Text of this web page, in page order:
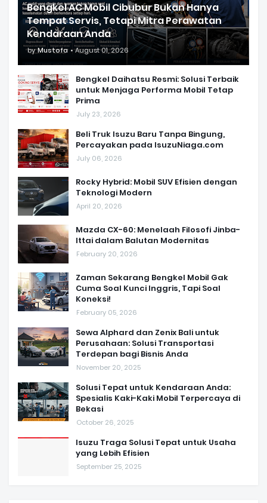
Bengkel AC Mobil Cibubur Bukan Hanya
Tempat Servis, Tetapi Mitra Perawatan
Kendaraan Anda
by Mustofa August 01, 2026
Bengkel Daihatsu Resmi: Solusi Terbaik
untuk Menjaga Performa Mobil Tetap
Prima
July 23, 2026
Beli Truk Isuzu Baru Tanpa Bingung,
Percayakan pada IsuzuNiaga.com
July 06, 2026
Rocky Hybrid: Mobil SUV Efisien dengan
Teknologi Modern
April 20, 2026
Mazda CX-60: Menelaah Filosofi Jinba-
Ittai dalam Balutan Modernitas
February 20, 2026
Zaman Sekarang Bengkel Mobil Gak
Cuma Soal Kunci Inggris, Tapi Soal
Koneksi!
February 05, 2026
Sewa Alphard dan Zenix Bali untuk
Perusahaan: Solusi Transportasi
Terdepan bagi Bisnis Anda
November 20, 2025
Solusi Tepat untuk Kendaraan Anda:
Spesialis Kaki-Kaki Mobil Terpercaya di
Bekasi
October 26, 2025
Isuzu Traga Solusi Tepat untuk Usaha
yang Lebih Efisien
September 25, 2025